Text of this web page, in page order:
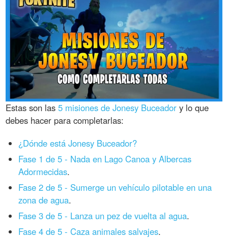
Estas son las5 misiones de Jonesy Buceador y lo que
debes hacer para completarlas:
¿Dónde está Jonesy Buceador?
Fase 1 de 5 - Nada en Lago Canoa y Albercas
Adormecidas.
Fase 2 de 5 - Sumerge un vehículo pilotable en una
zona de agua.
Fase 3 de 5 - Lanza un pez de vuelta al agua.
Fase 4 de 5 - Caza animales salvajes.